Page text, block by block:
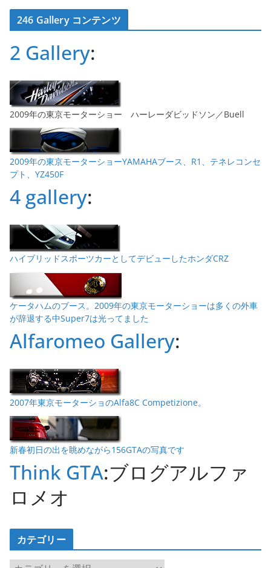
カ
イ246 Gallery コンテンツ
2 Gallery:
2009年の東京モーターショー ハーレーダビッドソン／Buell
2009年の東京モーターショーYAMAHAブース、R1、テネレコンセ
プト、YZ450F
4 gallery:
ハイブリッドスポーツカーとしてデビューしたホンダCRZ
ケータハムのブース。2009年の東京モーターショーは多くの外車
が辞退する中Super7は光ってました
Alfaromeo Gallery:
2007年東京モーターショのAlfa8C Competizione。
新春初日の出を眺めながら156GTAの写真です
Think GTA:ブログアルファ
ロメオ
カテゴリー